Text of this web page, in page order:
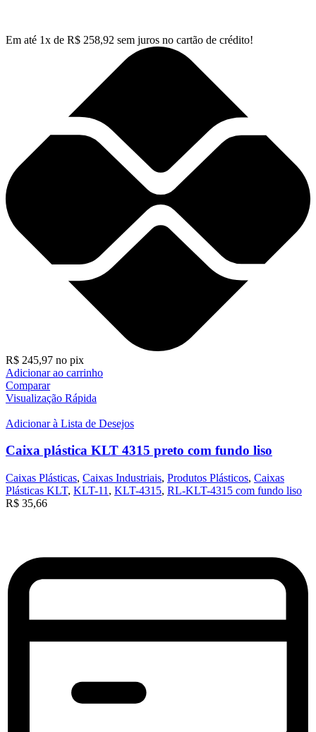
Em até 1x de R$ 258,92 sem juros no cartão de crédito!
R$ 245,97 no pix
Adicionar ao carrinho
Comparar
Visualização Rápida
Adicionar à Lista de Desejos
Caixa plástica KLT 4315 preto com fundo liso
Caixas Plásticas, Caixas Industriais, Produtos Plásticos, Caixas
Plásticas KLT, KLT-11 , KLT-4315, RL-KLT-4315 com fundo liso
R$ 35,66